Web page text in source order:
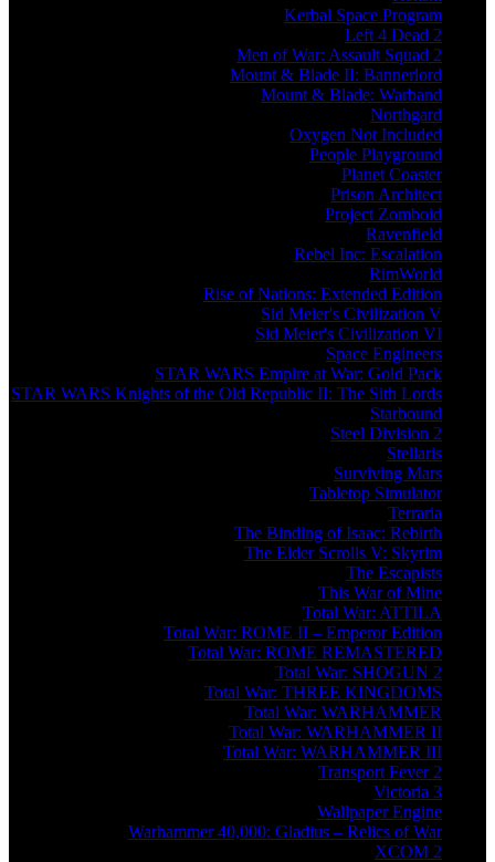
Kerbal Space Program
Left 4 Dead 2
Men of War: Assault Squad 2
Mount & Blade II: Bannerlord
Mount & Blade: Warband
Northgard
Oxygen Not Included
People Playground
Planet Coaster
Prison Architect
Project Zomboid
Ravenfield
Rebel Inc: Escalation
RimWorld
Rise of Nations: Extended Edition
Sid Meier's Civilization V
Sid Meier's Civilization VI
Space Engineers
STAR WARS Empire at War: Gold Pack
STAR WARS Knights of the Old Republic II: The Sith Lords
Starbound
Steel Division 2
Stellaris
Surviving Mars
Tabletop Simulator
Terraria
The Binding of Isaac: Rebirth
The Elder Scrolls V: Skyrim
The Escapists
This War of Mine
Total War: ATTILA
Total War: ROME II – Emperor Edition
Total War: ROME REMASTERED
Total War: SHOGUN 2
Total War: THREE KINGDOMS
Total War: WARHAMMER
Total War: WARHAMMER II
Total War: WARHAMMER III
Transport Fever 2
Victoria 3
Wallpaper Engine
Warhammer 40,000: Gladius – Relics of War
XCOM 2